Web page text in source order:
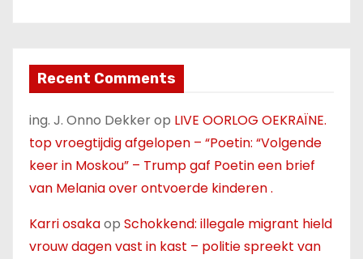
Recent Comments
ing. J. Onno Dekkerop LIVE OORLOG OEKRAÏNE.
top vroegtijdig afgelopen – “Poetin: “Volgende
keer in Moskou” – Trump gaf Poetin een brief
van Melania over ontvoerde kinderen .
Karri osakaop Schokkend: illegale migrant hield
vrouw dagen vast in kast – politie spreekt van